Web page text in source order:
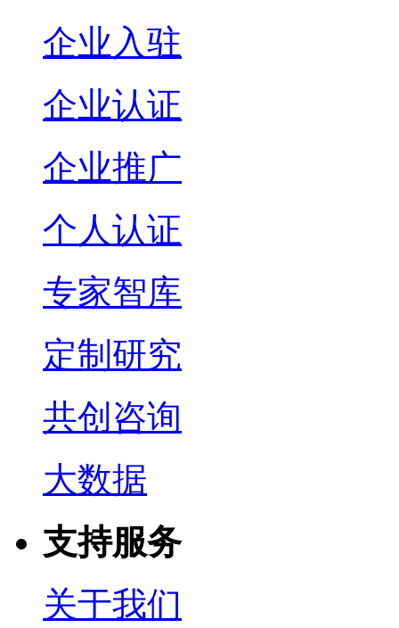
企业入驻
企业认证
企业推广
个人认证
专家智库
定制研究
共创咨询
大数据
支持服务
关于我们